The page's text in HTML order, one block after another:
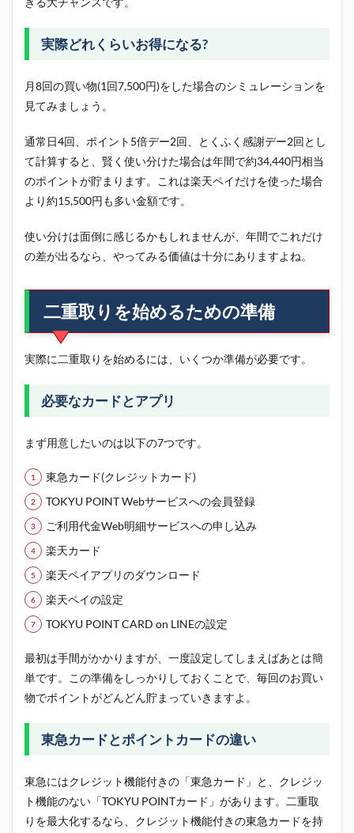
実際どれくらいお得になる?
月8回の買い物(1回7,500円)をした場合のシミュレーションを
見てみましょう。
通常日4回、ポイント5倍デー2回、とくふく感謝デー2回とし
て計算すると、賢く使い分けた場合は年間で約34,440円相当
のポイントが貯まります。これは楽天ペイだけを使った場合
より約15,500円も多い金額です。
使い分けは面倒に感じるかもしれませんが、年間でこれだけ
の差が出るなら、やってみる価値は十分にありますよね。
二重取りを始めるための準備
実際に二重取りを始めるには、いくつか準備が必要です。
必要なカードとアプリ
まず用意したいのは以下の7つです。
東急カード(クレジットカード)
TOKYU POINT Webサービスへの会員登録
ご利用代金Web明細サービスへの申し込み
楽天カード
楽天ペイアプリのダウンロード
楽天ペイの設定
TOKYU POINT CARD on LINEの設定
最初は手間がかかりますが、一度設定してしまえばあとは簡
単です。この準備をしっかりしておくことで、毎回のお買い
物でポイントがどんどん貯まっていきますよ。
東急カードとポイントカードの違い
東急にはクレジット機能付きの「東急カード」と、クレジッ
ト機能のない「TOKYU POINTカード」があります。二重取
りを最大化するなら、クレジット機能付きの東急カードを持